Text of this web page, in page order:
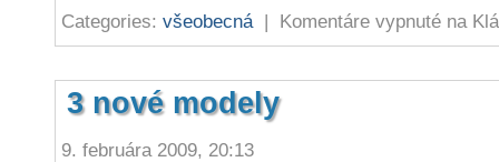
Categories: všeobecná| Komentáre vypnuté na
3 nové modely
9. februára 2009, 20:13